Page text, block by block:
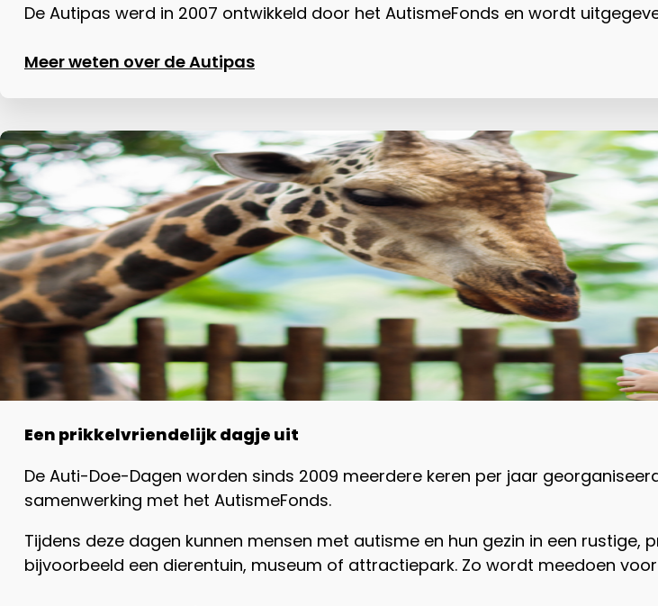
De Autipas werd in 2007 ontwikkeld door het AutismeFonds en wordt
Meer weten over de Autipas
Een prikkelvriendelijk dagje uit
De Auti-Doe-Dagen worden sinds 2009 meerdere keren per jaar
samenwerking met het AutismeFonds.
Tijdens deze dagen kunnen mensen met autisme en hun gezin in een
bijvoorbeeld een dierentuin, museum of attractiepark. Zo wordt meedoen